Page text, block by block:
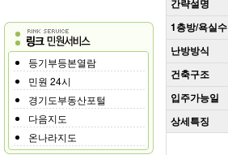
등기부등본열람
민원 24시
경기도부동산포털
다음지도
온나라지도
간략설명
1층방/욕실수
난방방식
건축구조
입주가능일
상세특징